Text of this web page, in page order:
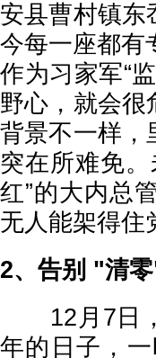
安县曹村镇东
今每一座都有
作为习家军“
野心，就会很
背景不一样，
突在所难免
红”的大内总
无人能架得住
2、告别 "清
12月7日，
年的日子，